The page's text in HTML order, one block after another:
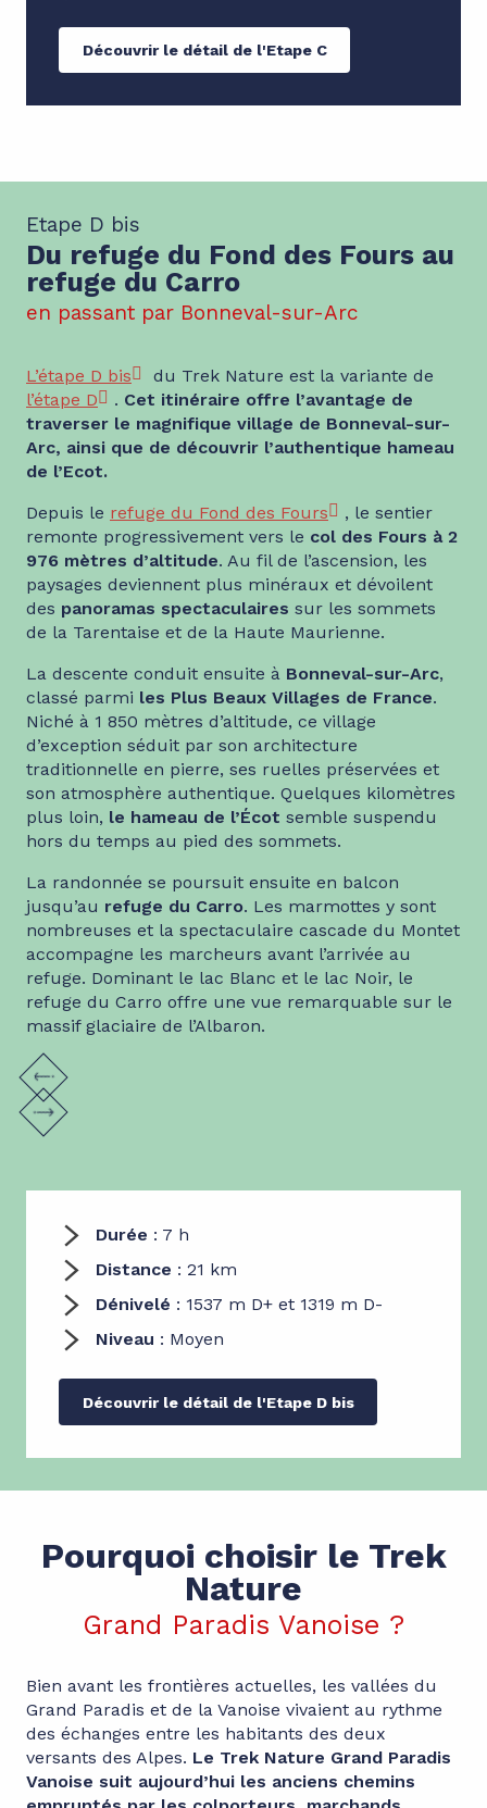
Découvrir le détail de l'Etape C
Etape D bis
Du refuge du Fond des Fours au
refuge du Carro
en passant par Bonneval-sur-Arc
L’étape D bis
du Trek Nature est la variante de
l’étape D
. Cet itinéraire offre l’avantage de
traverser le magnifique village de Bonneval-sur-
Arc, ainsi que de découvrir l’authentique hameau
de l’Ecot.
Depuis le refuge du Fond des Fours
, le sentier
remonte progressivement vers le col des Fours à 2
976 mètres d’altitude. Au fil de l’ascension, les
paysages deviennent plus minéraux et dévoilent
des panoramas spectaculaires sur les sommets
de la Tarentaise et de la Haute Maurienne.
La descente conduit ensuite à Bonneval-sur-Arc,
classé parmi les Plus Beaux Villages de France.
Niché à 1 850 mètres d’altitude, ce village
d’exception séduit par son architecture
traditionnelle en pierre, ses ruelles préservées et
son atmosphère authentique. Quelques kilomètres
plus loin, le hameau de l’Écot semble suspendu
hors du temps au pied des sommets.
La randonnée se poursuit ensuite en balcon
jusqu’au refuge du Carro. Les marmottes y sont
nombreuses et la spectaculaire cascade du Montet
accompagne les marcheurs avant l’arrivée au
refuge. Dominant le lac Blanc et le lac Noir, le
refuge du Carro offre une vue remarquable sur le
massif glaciaire de l’Albaron.
Durée : 7 h
Distance : 21 km
Dénivelé : 1537 m D+ et 1319 m D-
Niveau : Moyen
Découvrir le détail de l'Etape D bis
Pourquoi choisir le Trek
Nature
Grand Paradis Vanoise ?
Bien avant les frontières actuelles, les vallées du
Grand Paradis et de la Vanoise vivaient au rythme
des échanges entre les habitants des deux
versants des Alpes. Le Trek Nature Grand Paradis
Vanoise suit aujourd’hui les anciens chemins